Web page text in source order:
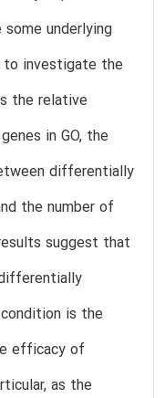
underlying
to investigate the
the relative
in GO, the
differentially
the number of
suggest that
is the
efficacy of
as the